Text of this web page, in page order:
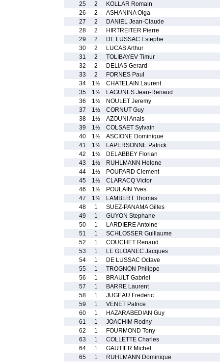
25
2
KOLLAR Romain
26
2
ASHANINA Olga
27
2
DANIEL Jean-Claude
28
2
HIRTREITER Pierre
29
2
DE LUSSAC Estephe
30
2
LUCAS Arthur
31
2
TOLIBAYEV Timur
32
2
DELIAS Gerard
33
2
FORNES Paul
34
1½
CHATELAIN Laurent
35
1½
LAGUNES Jean-Renaud
36
1½
NOULET Jeremy
37
1½
CORNUT Guy
38
1½
AZOUNI Anais
39
1½
COLSAET Sylvain
40
1½
ASCIONE Dominique
41
1½
LAPERSONNE Patrick
42
1½
DELABBEY Florian
43
1½
RUHLMANN Helene
44
1½
POUPARD Clement
45
1½
CLARACQ Victor
46
1½
POULAIN Yves
47
1½
LAMBERT Thomas
48
1
SUEZ-PANAMA Gilles
49
1
GUYON Stephane
50
1
LARDIERE Antoine
51
1
SCHLOSSER Guillaume
52
1
COUCHET Renaud
53
1
LE GLOANEC Jacques
54
1
DE LUSSAC Octave
55
1
TROGNON Philippe
56
1
BRAULT Gabriel
57
1
BARRE Laurent
58
1
JUGEAU Frederic
59
1
VENET Patrice
60
1
HAZARABEDIAN Guy
61
1
JOACHIM Rodny
62
1
FOURMOND Tony
63
1
COLLETTE Charles
64
1
GAUTIER Michel
65
1
RUHLMANN Dominique